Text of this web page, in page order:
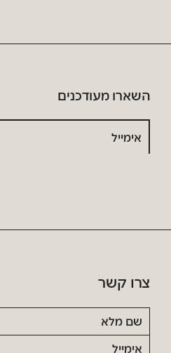
השארו מעודכנים
צרו קשר
שם
מלא
אימייל